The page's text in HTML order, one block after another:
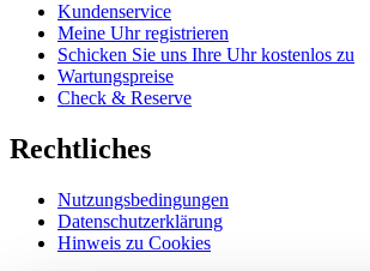
Kundenservice
Meine Uhr registrieren
Schicken Sie uns Ihre Uhr kostenlos zu
Wartungspreise
Check & Reserve
Rechtliches
Nutzungsbedingungen
Datenschutzerklärung
Hinweis zu Cookies